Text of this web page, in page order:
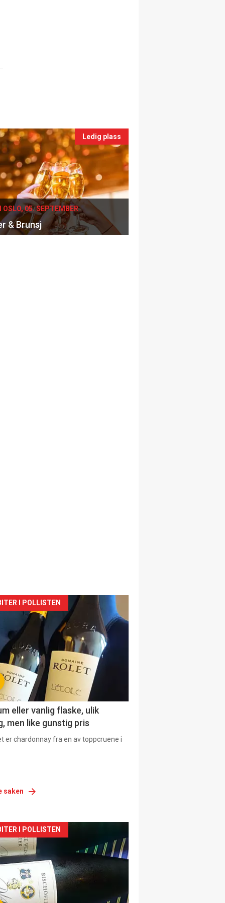
Ledig plass
OSLO, 05. SEPTEMBER
& Brunsj
I POLLISTEN
eller vanlig flaske, ulik
men like gunstig pris
er chardonnay fra en av toppcruene i
saken
I POLLISTEN